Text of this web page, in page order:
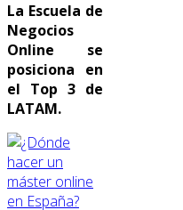
La Escuela de
Negocios
Online se
posiciona en
el Top 3 de
LATAM.